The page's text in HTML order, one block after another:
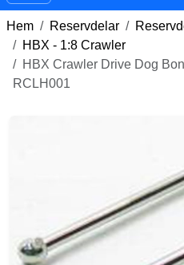
Hem Reservdelar
HBX - 1:8 Crawler
HBX Crawler Drive Dog
RCLH001